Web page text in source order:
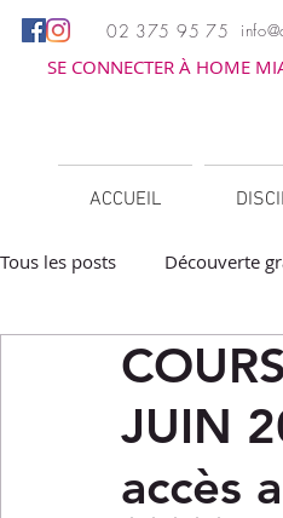
02 375 95 75
SE CONNECTER À HOME
ACCUEIL
Tous les posts Découverte
Barbecue /
JUIN
accès